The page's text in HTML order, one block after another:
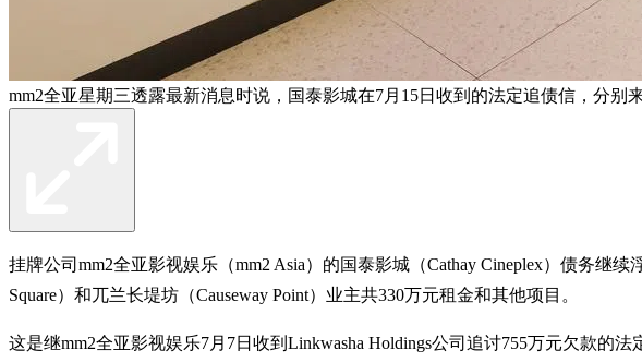
mm2全亚星期三透露最新消息时说，国泰影城在7月15日收到的法定追债信，分别
挂牌公司mm2全亚影视娱乐（mm2 Asia）的国泰影城（Cathay Cineplex）债务继
Square）和兀兰长堤坊（Causeway Point）业主共330万元租金和其他项目。
这是继mm2全亚影视娱乐7月7日收到Linkwasha Holdings公司追讨755万元欠款的